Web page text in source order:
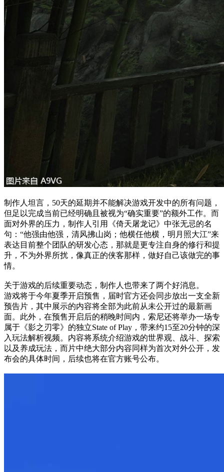
制作人坦言，50天的延期并不能解决游戏开发中的所有问题，
但足以完成当前已经明确且被视为“确实重要”的额外工作。而
面对外界的压力，制作人引用《倚天屠龙记》中张无忌的名
句：“他强由他强，清风拂山岗；他横任他横，明月照大江”来
表达目前整个团队的研发心态，那就是更专注自身的修行和提
升，不为外界所扰，像真正的侠客那样，做好自己该做完的事
情。
关于游戏的后续重要动态，制作人也带来了两个好消息。
游戏将于今年夏季开启预售，届时官方还会同步放出一支全新
预告片，其中展示的内容将全部为此前从未公开过的最新画
面。此外，在预售开启后的稍晚时间内，索尼还将举办一场专
属于《影之刃零》的独立State of Play，带来约15至20分钟的深
入玩法解析视频。内容将系统介绍游戏的世界观、战斗、探索
以及养成玩法，而片中绝大部分内容同样为首次对外公开，发
布会的具体时间，后续也将在官方账号公布。